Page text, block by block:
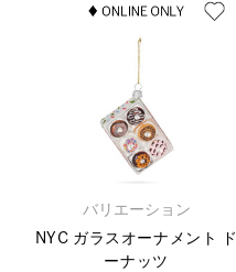
バリエーション
NYC ガラスオーナメント ド
ーナッツ